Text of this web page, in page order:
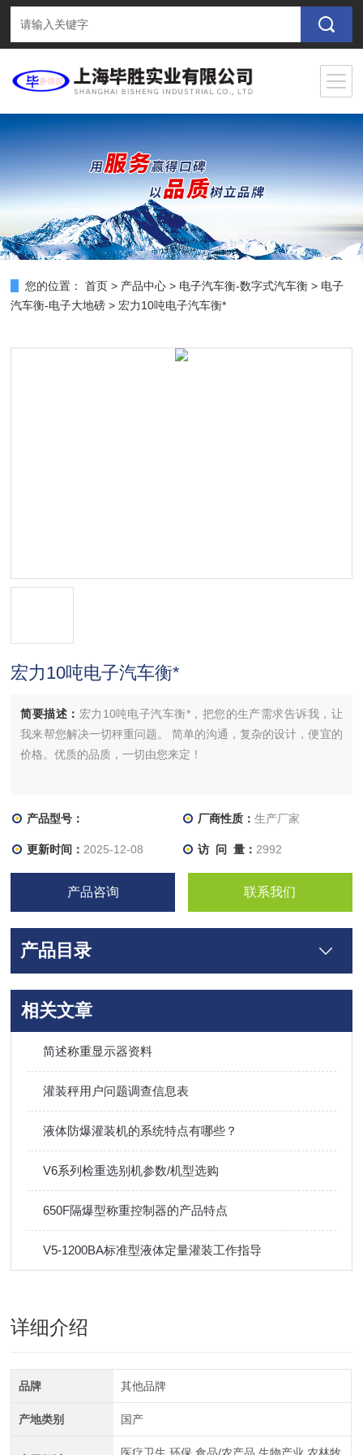
您的位置： 首页 > 产品中心 > 电子汽车衡-数字式汽车衡 > 电子
汽车衡-电子大地磅 > 宏力10吨电子汽车衡*
宏力10吨电子汽车衡*
简要描述： 宏力10吨电子汽车衡*，把您的生产需求告诉我，让
我来帮您解决一切秤重问题。 简单的沟通，复杂的设计，便宜的
价格。优质的品质，一切由您来定！
产品型号： 厂商性质： 生产厂家
更新时间： 2025-12-08 访 问 量： 2992
产品咨询 联系我们
产品目录
相关文章
简述称重显示器资料
灌装秤用户问题调查信息表
液体防爆灌装机的系统特点有哪些？
V6系列检重选别机参数/机型选购
650F隔爆型称重控制器的产品特点
V5-1200BA标准型液体定量灌装工作指导
详细介绍
品牌 其他品牌
产地类别 国产